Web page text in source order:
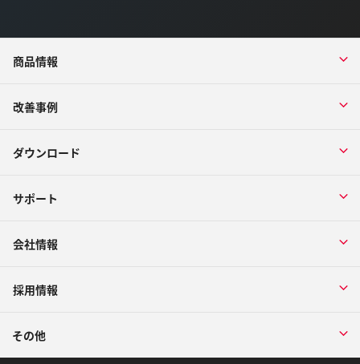
商品情報
改善事例
ダウンロード
サポート
会社情報
採用情報
その他